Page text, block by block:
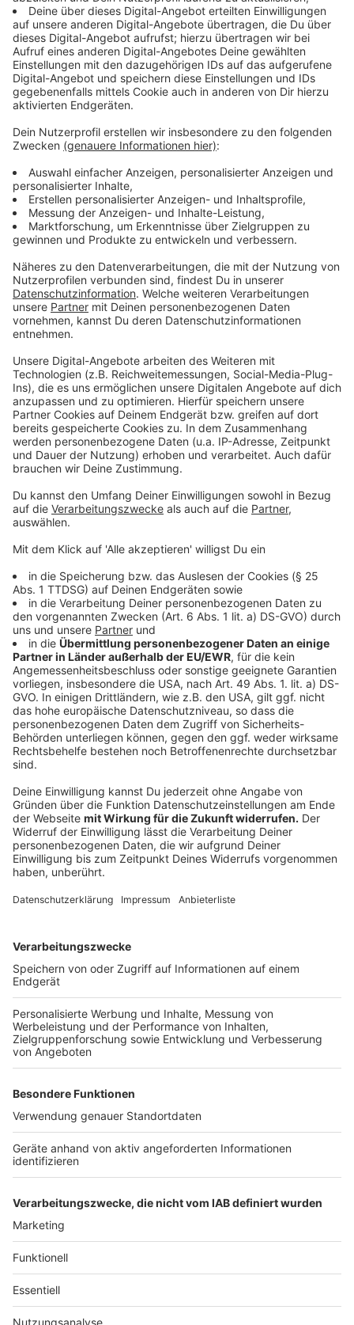
Energie
Anzeige
Der Klimawandel und der Krieg in der Ukraine zeigen,
immer problematischer wird. Wie groß schätzen Sie
das Problem ein? Was sind Ihre Pläne für dieses
Politikfeld? Wie stehen Sie zur Braunkohle-Förderung?
Die Abhängigkeit ist ein großes Problem und zeigt
insbesondere in NRW das Komplett-Versagen der
derzeitigen CDU-FDP-Regierung. NRW ist
energiepolitisch Entwicklungsland. Hier wird zwar rd.
1/3 des bundesweiten Stroms produziert, allerdings
nur ca. 16 % davon aus erneuerbaren Quellen. Wir
wollen einen Kohleausstieg bis spätestens 2030 und
ein sozial abgesichertes Erdgasausstiegsgesetz. Der
Ausbau erneuerbarer Energien soll gleichzeitig der
Einstieg in eine stärkere Dezentralisierung der
Energieversorgung werden.
Anzeige
Corona
Anzeige
Welche Rahmenbedingungen muss die Politik dafür
schaffen? Welche Maßnahmen müssen ergriffen oder
aufgehoben werden? Ist eine Impfpflicht notwendig?
Impfen ist neben Prävention eine zentrale Maßnahme
zur Eindämmung der Pandemie Niedrigschwellige,
aufsuchende, flächendeckende Impfangebote,
begleitet durch Aufklärung über die Wirkung von
Impfstoffen, sollten aufgebaut werden. Wir brauchen
eine personelle Stärkung der Gesundheitsämter.
Ausbau von gesundheitsschützenden Maßnahmen am
Arbeitsplatz und Kontrollen durch die
Gewerbeaufsicht und der Berufsgenossenschaft. Eine
Impfplicht ist nicht durchsetzbar und fördert die
Spaltung in der Gesellschaft. Vor allem kann eine
Pandemie nur international bekämpft werden. Die
Impfpatente müssen freigegeben werden.
Gesellschaft
Die gesellschaftliche Spaltung nimmt zu. Debatten
werden zunehmend unsachlich. Die Trennung von
Meinung und Fakten verschwimmt. Viele stecken in
Herausforderung begegnen?
Eine sachbezogene Kommunikation muss geführt
werden, auch wenn sicher einige nicht mehr erreichbar
sind.
Anzeige